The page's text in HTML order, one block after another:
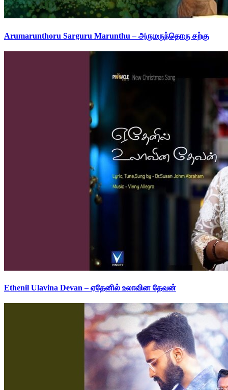
Arumarunthoru Sarguru Marunthu – அருமருந்தொரு சற்கு
Ethenil Ulavina Devan – ஏதேனில் உலாவின தேவன்